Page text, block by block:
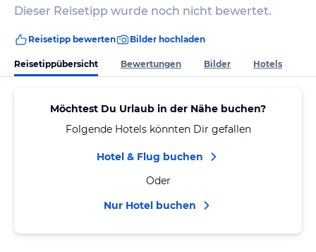
Dieser Reisetipp wurde noch nicht bewertet.
Reisetipp bewerten Bilder hochladen
Reisetippübersicht Bewertungen Bilder Hotels
Möchtest Du Urlaub in der Nähe buchen?
Folgende Hotels könnten Dir gefallen
Hotel & Flug buchen
Oder
Nur Hotel buchen